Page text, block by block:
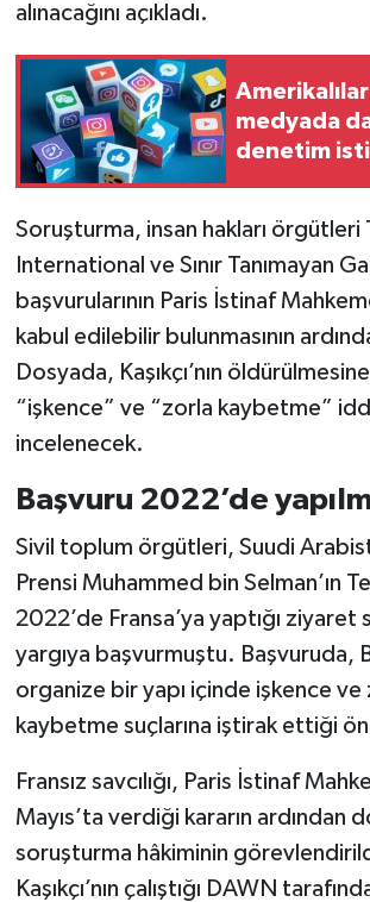
alınacağını açıkladı.
medyada
denetim
Soruşturma, insan hakları örgütleri
International ve Sınır Tanımayan
başvurularının Paris İstinaf
kabul edilebilir bulunmasının
Dosyada, Kaşıkçı’nın
“işkence” ve “zorla kaybetme”
incelenecek.
Başvuru 2022’de
Sivil toplum örgütleri, Suudi
Prensi Muhammed bin Selman’ın
2022’de Fransa’ya yaptığı ziyaret
yargıya başvurmuştu. Başvuruda,
organize bir yapı içinde işkence ve
kaybetme suçlarına iştirak ettiği
Fransız savcılığı, Paris İstinaf
Mayıs’ta verdiği kararın ardından
soruşturma hâkiminin
Kaşıkçı’nın çalıştığı DAWN